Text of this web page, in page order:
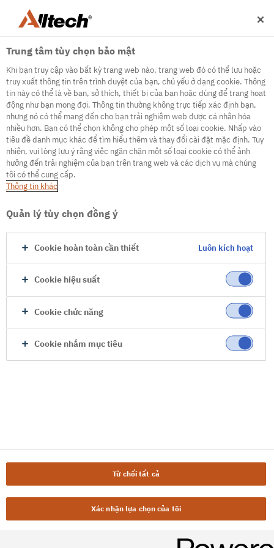
500
Internal Error Server
It seems we're experiencing some technical
difficulties. Try refreshing the page or go to the
Trung tâm tùy chọn bảo mật
Khi bạn truy cập vào bất kỳ trang web nào, trang web đó có thể lưu hoặc
truy xuất thông tin trên trình duyệt của bạn, chủ yếu ở dạng cookie. Thông
tin này có thể là về bạn, sở thích, thiết bị của bạn hoặc dùng để trang hoạt
động như bạn mong đợi. Thông tin thường không trực tiếp xác định bạn,
nhưng nó có thể mang đến cho bạn trải nghiệm web được cá nhân hóa
nhiều hơn. Bạn có thể chọn không cho phép một số loại cookie. Nhấp vào
tiêu đề danh mục khác để tìm hiểu thêm và thay đổi cài đặt mặc định. Tuy
nhiên, vui lòng lưu ý rằng việc ngăn chặn một số loại cookie có thể ảnh
hưởng đến trải nghiệm của bạn trên trang web và các dịch vụ mà chúng
tôi có thể cung cấp.
Thông tin khác
Quản lý tùy chọn đồng ý
Cookie hoàn toàn cần thiết Luôn kích hoạt
Cookie hiệu suất
Cookie chức năng
Cookie nhắm mục tiêu
Từ chối tất cả
Xác nhận lựa chọn của tôi